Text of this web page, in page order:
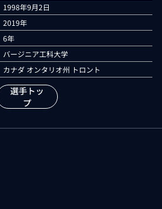
1998年9月2日
2019年
6年
バージニア工科大学
カナダ オンタリオ州 トロント
選手トッ
プ